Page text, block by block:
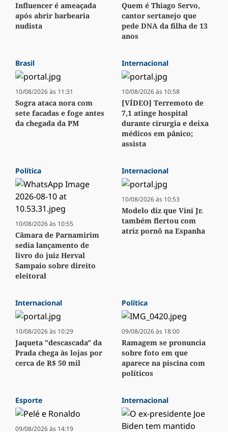
Influencer é ameaçada
após abrir barbearia
nudista
Quem é Thiago Servo,
cantor sertanejo que
pede DNA da filha de 13
anos
Brasil
10/08/2026 às 11:31
Sogra ataca nora com
sete facadas e foge antes
da chegada da PM
Internacional
10/08/2026 às 10:58
[VÍDEO] Terremoto de
7,1 atinge hospital
durante cirurgia e deixa
médicos em pânico;
assista
Política
10/08/2026 às 10:55
Câmara de Parnamirim
sedia lançamento de
livro do juiz Herval
Sampaio sobre direito
eleitoral
Internacional
10/08/2026 às 10:53
Modelo diz que Vini Jr.
também flertou com
atriz pornô na Espanha
Internacional
10/08/2026 às 10:29
Jaqueta "descascada" da
Prada chega às lojas por
cerca de R$ 50 mil
Política
09/08/2026 às 18:00
Ramagem se pronuncia
sobre foto em que
aparece na piscina com
políticos
Esporte
09/08/2026 às 14:19
Internacional